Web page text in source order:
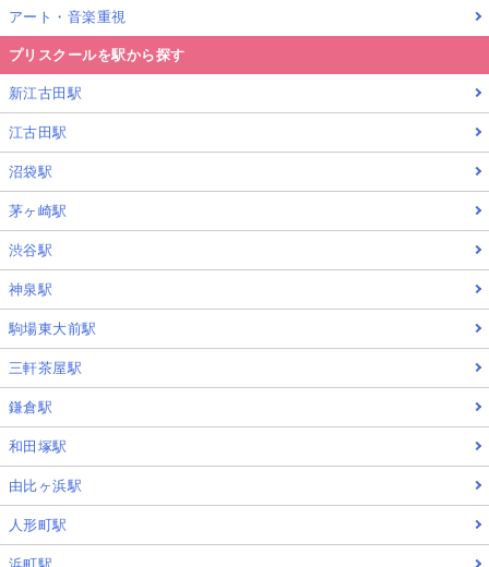
アート・音楽重視
プリスクールを駅から探す
新江古田駅
江古田駅
沼袋駅
茅ヶ崎駅
渋谷駅
神泉駅
駒場東大前駅
三軒茶屋駅
鎌倉駅
和田塚駅
由比ヶ浜駅
人形町駅
浜町駅